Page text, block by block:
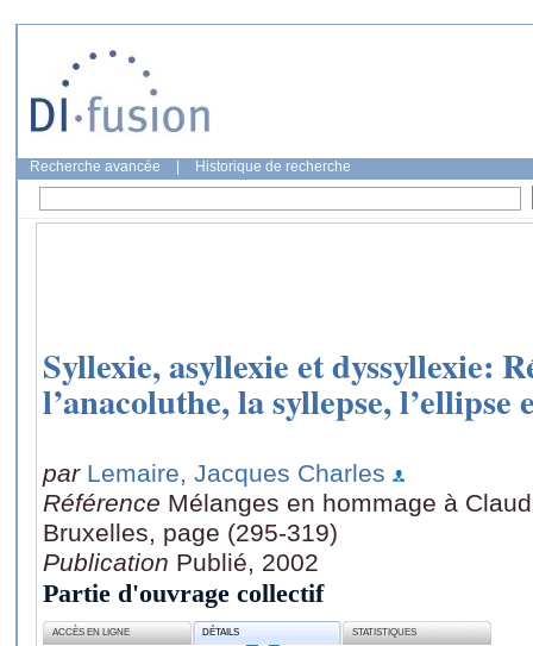
Recherche avancée Historique de recherche
Syllexie, asyllexie et dyssyllexie:
l’anacoluthe, la syllepse, l’ellipse
par Lemaire, Jacques Charles
Référence Mélanges en hommage à
Bruxelles, page (295-319)
Publication Publié, 2002
Partie d'ouvrage collectif
ACCÈS EN LIGNE DÉTAILS STATISTIQUES